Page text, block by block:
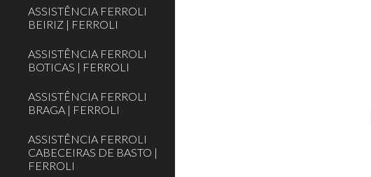
ASSISTÊNCIA FERROLI
BEIRIZ | FERROLI
ASSISTÊNCIA FERROLI
BOTICAS | FERROLI
ASSISTÊNCIA FERROLI
BRAGA | FERROLI
ASSISTÊNCIA FERROLI
CABECEIRAS DE BASTO |
FERROLI